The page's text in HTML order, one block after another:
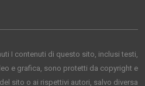
I contenuti di questo sito, inclusi testi,
e grafica, sono protetti da copyright e
sito o ai rispettivi autori, salvo diversa